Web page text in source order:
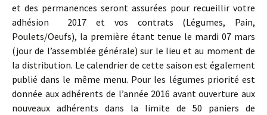
et des permanences seront assurées pour recueillir votre
adhésion 2017 et vos contrats (Légumes, Pain,
Poulets/Oeufs), la première étant tenue le mardi 07 mars
(jour de l’assemblée générale) sur le lieu et au moment de
la distribution. Le calendrier de cette saison est également
publié dans le même menu. Pour les légumes priorité est
donnée aux adhérents de l’année 2016 avant ouverture aux
nouveaux adhérents dans la limite de 50 paniers de